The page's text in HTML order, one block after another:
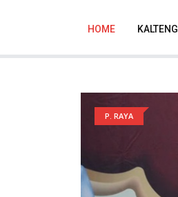
HOME KALTENG
P. RAYA